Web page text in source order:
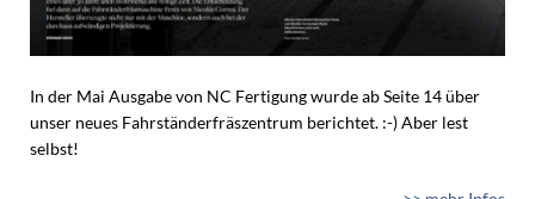
In der Mai Ausgabe von NC Fertigung wurde ab Seite 14 über
unser neues Fahrständerfräszentrum berichtet. :-) Aber lest
selbst!